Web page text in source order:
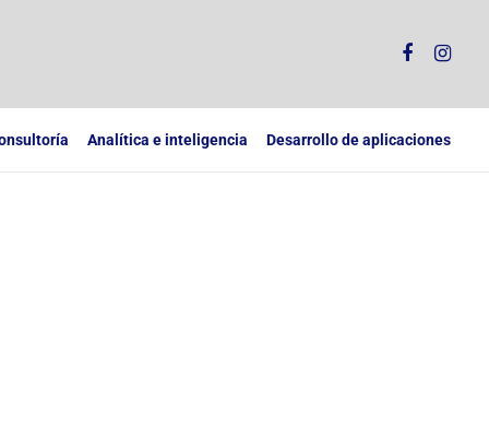
Analítica e inteligencia Desarrollo de aplicaciones